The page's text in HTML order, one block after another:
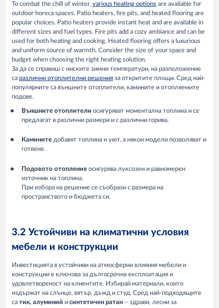
To combat the chill of winter, various heating options are available for
outdoor horeca spaces. Patio heaters, fire pits, and heated flooring are
popular choices. Patio heaters provide instant heat and are available in
different sizes and fuel types. Fire pits add a cozy ambiance and can be
used for both heating and cooking. Heated flooring offers a luxurious
and uniform source of warmth. Consider the size of your space and
budget when choosing the right heating solution.
За да се справиш с ниските зимни температури, на разположение
са различни отоплителни решения за откритите площи. Сред най-
популярните са външните отоплители, камините и отопляемите
подове.
Външните отоплители осигуряват моментална топлина и се
предлагат в различни размери и с различни горива.
Камините добавят топлина и уют, а някои модели позволяват и
готвене.
Подовото отопление осигурява луксозен и равномерен
източник на топлина.
При избора на решение се съобрази с размера на
пространството и бюджета си.
3.2 Устойчиви на климатични условия
мебели и конструкции
Инвестицията в устойчиви на атмосферни влияния мебели и
конструкции е ключова за дългосрочна експлоатация и
удовлетвореност на клиентите. Избирай материали, които
издържат на слънце, вятър, дъжд и студ. Сред най-подходящите
са тик, алуминий и синтетичен ратан – здрави, лесни за